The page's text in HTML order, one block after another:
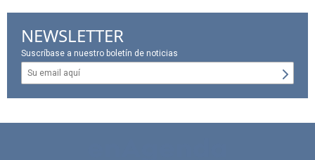
NEWSLETTER
Suscríbase a nuestro boletín de noticias